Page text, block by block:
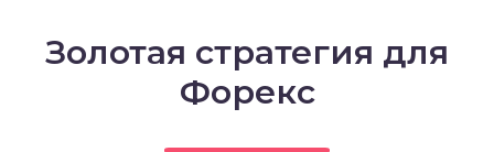
Золотая стратегия для
Форекс